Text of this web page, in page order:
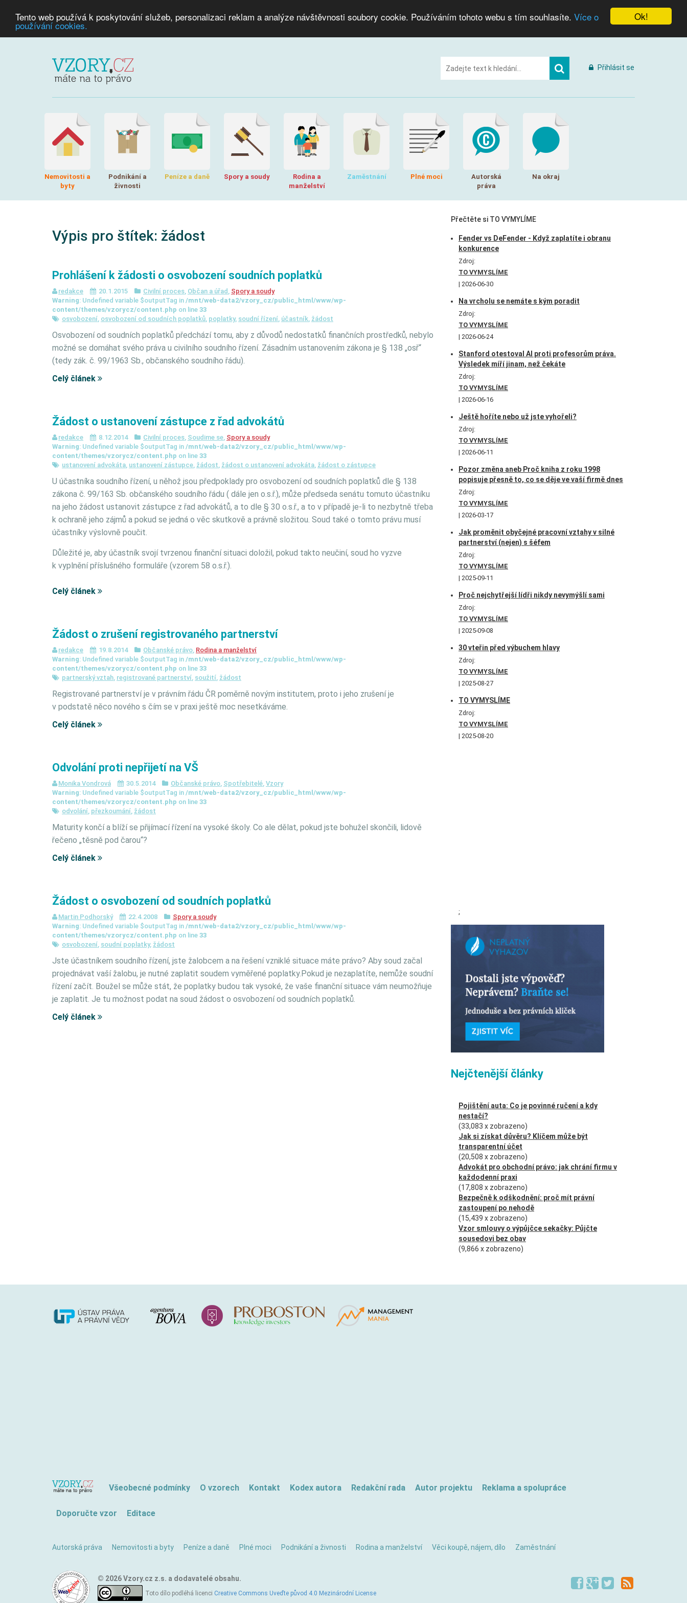
Ok!
Tento web používá k poskytování služeb, personalizaci reklam a analýze návštěvnosti soubory cookie. Používáním tohoto webu s tím souhlasíte. Více o
používání cookies.
Přihlásit se
Nemovitosti a
byty
Podnikání a
živnosti
Peníze a daně Spory a soudy
Rodina a
manželství
Zaměstnání Plné moci
Autorská
práva
Na okraj
Výpis pro štítek: žádost
Prohlášení k žádosti o osvobození soudních poplatků
redakce 20.1.2015 Civilní proces, Občan a úřad , Spory a soudy
Warning: Undefined variable $outputTag in /mnt/web-data2/vzory_cz/public_html/www/wp-
content/themes/vzorycz/content.php on line 33
osvobození, osvobození od soudních poplatků, poplatky, soudní řízení, účastník, žádost
Osvobození od soudních poplatků předchází tomu, aby z důvodů nedostatků finančních prostředků, nebylo
možné se domáhat svého práva u civilního soudního řízení. Zásadním ustanovením zákona je § 138 „osř“
(tedy zák. č. 99/1963 Sb., občanského soudního řádu).
Celý článek
Žádost o ustanovení zástupce z řad advokátů
redakce 8.12.2014 Civilní proces, Soudime se, Spory a soudy
Warning: Undefined variable $outputTag in /mnt/web-data2/vzory_cz/public_html/www/wp-
content/themes/vzorycz/content.php on line 33
ustanovení advokáta, ustanovení zástupce, žádost, žádost o ustanovení advokáta, žádost o zástupce
U účastníka soudního řízení, u něhož jsou předpoklady pro osvobození od soudních poplatků dle § 138
zákona č. 99/163 Sb. občanského soudního řádu ( dále jen o.s.ř.), může předseda senátu tomuto účastníku
na jeho žádost ustanovit zástupce z řad advokátů, a to dle § 30 o.s.ř., a to v případě je-li to nezbytně třeba
k ochraně jeho zájmů a pokud se jedná o věc skutkově a právně složitou. Soud také o tomto právu musí
účastníky výslovně poučit.
Důležité je, aby účastník svojí tvrzenou finanční situaci doložil, pokud takto neučiní, soud ho vyzve
k vyplnění příslušného formuláře (vzorem 58 o.s.ř.).
Celý článek
Žádost o zrušení registrovaného partnerství
redakce 19.8.2014 Občanské právo, Rodina a manželství
Warning: Undefined variable $outputTag in /mnt/web-data2/vzory_cz/public_html/www/wp-
content/themes/vzorycz/content.php on line 33
partnerský vztah, registrované partnerství, soužití, žádost
Registrované partnerství je v právním řádu ČR poměrně novým institutem, proto i jeho zrušení je
v podstatě něco nového s čím se v praxi ještě moc nesetkáváme.
Celý článek
Odvolání proti nepřijetí na VŠ
Monika Vondrová 30.5.2014 Občanské právo, Spotřebitelé, Vzory
Warning: Undefined variable $outputTag in /mnt/web-data2/vzory_cz/public_html/www/wp-
content/themes/vzorycz/content.php on line 33
odvolání, přezkoumání, žádost
Maturity končí a blíží se přijímací řízení na vysoké školy. Co ale dělat, pokud jste bohužel skončili, lidově
řečeno „těsně pod čarou“?
Celý článek
Žádost o osvobození od soudních poplatků
Martin Podhorský 22.4.2008
Spory a soudy
Warning: Undefined variable $outputTag in /mnt/web-data2/vzory_cz/public_html/www/wp-
content/themes/vzorycz/content.php on line 33
osvobození, soudní poplatky, žádost
Jste účastníkem soudního řízení, jste žalobcem a na řešení vzniklé situace máte právo? Aby soud začal
projednávat vaší žalobu, je nutné zaplatit soudem vyměřené poplatky.Pokud je nezaplatíte, nemůže soudní
řízení začít. Boužel se může stát, že poplatky budou tak vysoké, že vaše finanční situace vám neumožňuje
je zaplatit. Je tu možnost podat na soud žádost o osvobození od soudních poplatků.
Celý článek
Přečtěte si TO VYMYLÍME
Fender vs DeFender - Když zaplatíte i obranu
konkurence
Zdroj:
TO VYMYSLÍME
2026-06-30
Na vrcholu se nemáte s kým poradit
Zdroj:
TO VYMYSLÍME
2026-06-24
Stanford otestoval AI proti profesorům práva.
Výsledek míří jinam, než čekáte
Zdroj:
TO VYMYSLÍME
2026-06-16
Ještě hoříte nebo už jste vyhořeli?
Zdroj:
TO VYMYSLÍME
2026-06-11
Pozor změna aneb Proč kniha z roku 1998
popisuje přesně to, co se děje ve vaší firmě dnes
Zdroj:
TO VYMYSLÍME
2026-03-17
Jak proměnit obyčejné pracovní vztahy v silné
partnerství (nejen) s šéfem
Zdroj:
TO VYMYSLÍME
2025-09-11
Proč nejchytřejší lídři nikdy nevymýšlí sami
Zdroj:
TO VYMYSLÍME
2025-09-08
30 vteřin před výbuchem hlavy
Zdroj:
TO VYMYSLÍME
2025-08-27
TO VYMYSLÍME
Zdroj:
TO VYMYSLÍME
2025-08-20
;
Nejčtenější články
Pojištění auta: Co je povinné ručení a kdy
nestačí?
(33,083 x zobrazeno)
Jak si získat důvěru? Klíčem může být
transparentní účet
(20,508 x zobrazeno)
Advokát pro obchodní právo: jak chrání firmu v
každodenní praxi
(17,808 x zobrazeno)
Bezpečně k odškodnění: proč mít právní
zastoupení po nehodě
(15,439 x zobrazeno)
Vzor smlouvy o výpůjčce sekačky: Půjčte
sousedovi bez obav
(9,866 x zobrazeno)
Všeobecné podmínky O vzorech Kontakt Kodex autora Redakční rada Autor projektu Reklama a spolupráce
Doporučte vzor Editace
Autorská práva Nemovitosti a byty Peníze a daně Plné moci Podnikání a živnosti Rodina a manželství Věci koupě, nájem, dílo Zaměstnání
© 2026 Vzory.cz z.s. a dodavatelé obsahu.
Toto dílo podléhá licenci Creative Commons Uveďte původ 4.0 Mezinárodní License